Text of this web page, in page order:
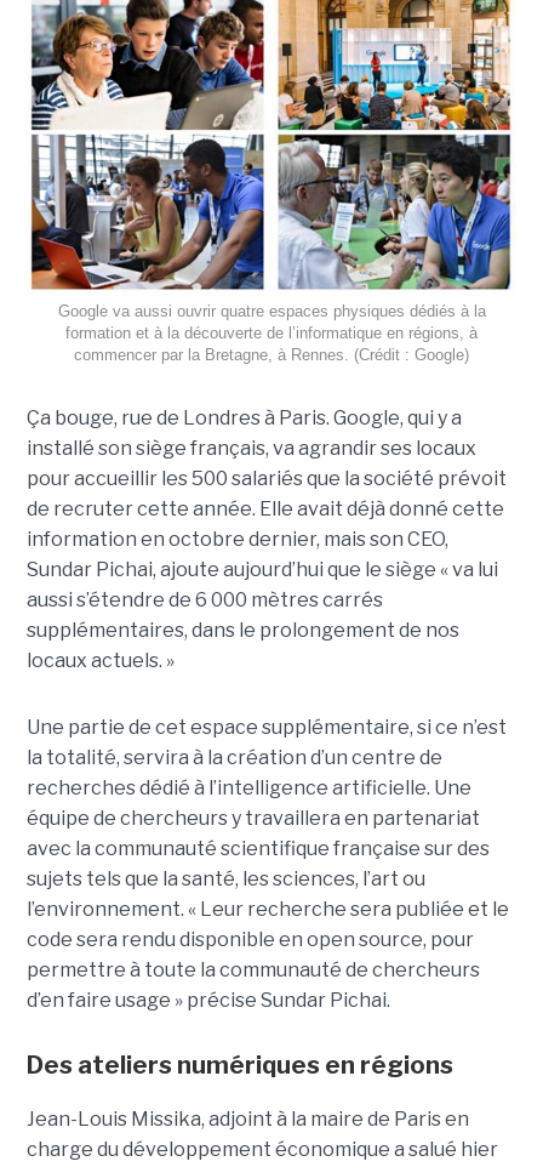
Google va aussi ouvrir quatre espaces physiques dédiés à la
formation et à la découverte de l’informatique en régions, à
commencer par la Bretagne, à Rennes. (Crédit : Google)
Ça bouge, rue de Londres à Paris. Google, qui y a
installé son siège français, va agrandir ses locaux
pour accueillir les 500 salariés que la société prévoit
de recruter cette année. Elle avait déjà donné cette
information en octobre dernier, mais son CEO,
Sundar Pichai, ajoute aujourd’hui que le siège « va lui
aussi s’étendre de 6 000 mètres carrés
supplémentaires, dans le prolongement de nos
locaux actuels. »
Une partie de cet espace supplémentaire, si ce n’est
la totalité, servira à la création d’un centre de
recherches dédié à l’intelligence artificielle. Une
équipe de chercheurs y travaillera en partenariat
avec la communauté scientifique française sur des
sujets tels que la santé, les sciences, l’art ou
l’environnement. « Leur recherche sera publiée et le
code sera rendu disponible en open source, pour
permettre à toute la communauté de chercheurs
d’en faire usage » précise Sundar Pichai.
Des ateliers numériques en régions
Jean-Louis Missika, adjoint à la maire de Paris en
charge du développement économique a salué hier